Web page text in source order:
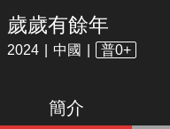
歲歲有餘年
2024 中國 普0+
簡介